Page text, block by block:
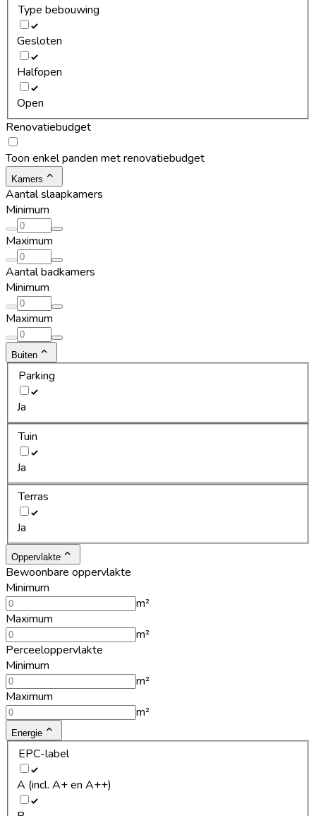
Type bebouwing
Gesloten
Halfopen
Open
Renovatiebudget
Toon enkel panden met renovatiebudget
Kamers
Aantal slaapkamers
Minimum
Maximum
Aantal badkamers
Minimum
Maximum
Buiten
Parking
Ja
Tuin
Ja
Terras
Ja
Oppervlakte
Bewoonbare oppervlakte
Minimum
m²
Maximum
m²
Perceeloppervlakte
Minimum
m²
Maximum
m²
Energie
EPC-label
A (incl. A+ en A++)